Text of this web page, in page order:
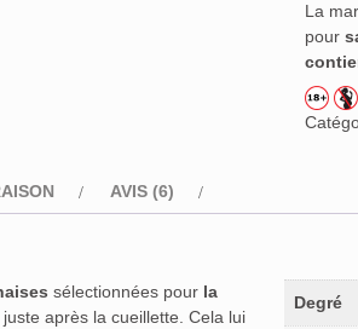
La
pour
AVIS (6)
Degré
sélectionnées pour la
après la cueillette. Cela lui